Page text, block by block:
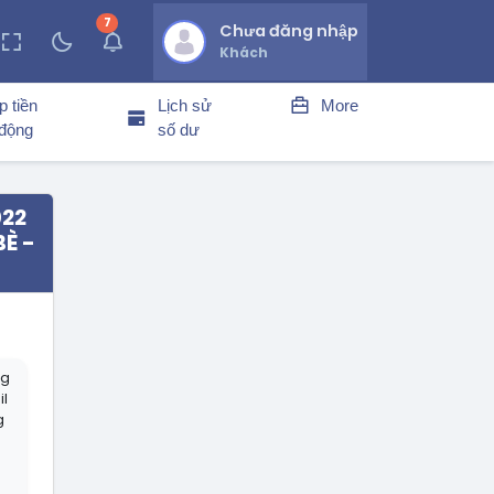
7thông báo chưa đọcChưa đăng nhập
Khách
tiền
Lịch sử
số dư
More
-